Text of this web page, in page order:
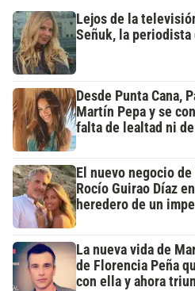
Lejos de la
Señuk, la periodista
Desde Punta Cana,
Martín Pepa y se
falta de lealtad ni
El nuevo negocio
Rocío Guirao Díaz
heredero de un
La nueva vida de
de Florencia Peña
con ella y ahora